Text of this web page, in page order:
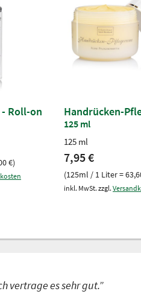
Roll-on
€)
Handrücken-
125 ml
125 ml
7,95 €
(125ml / 1 Liter =
inkl. MwSt. zzgl.
vertrage es sehr gut.”